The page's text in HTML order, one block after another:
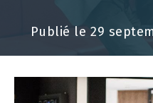
Publié le29